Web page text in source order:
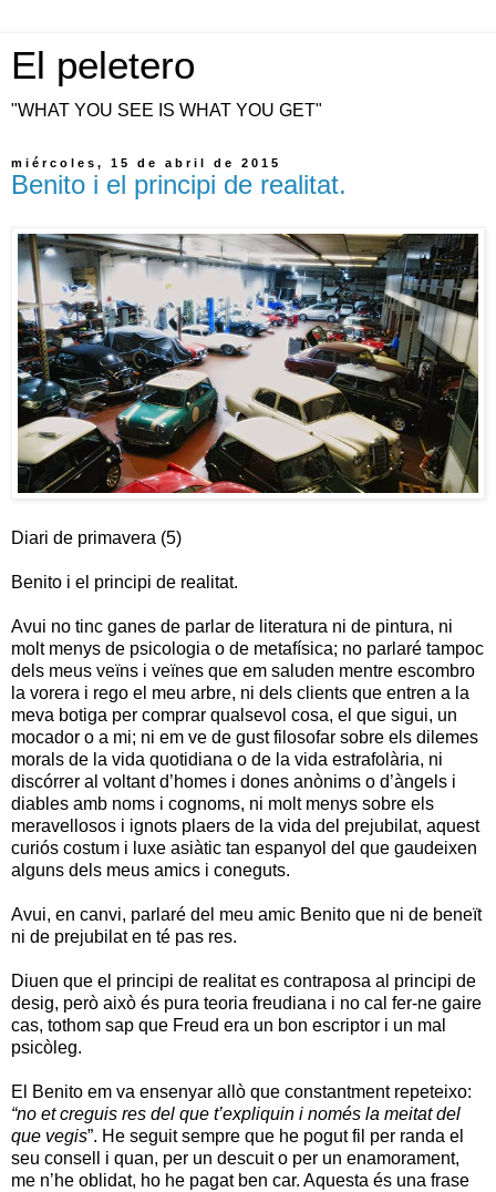
El peletero
"WHAT YOU SEE IS WHAT YOU GET"
miércoles, 15 de abril de 2015
Benito i el principi de realitat.
Diari de primavera (5)
Benito i el principi de realitat.
Avui no tinc ganes de parlar de literatura ni de pintura, ni
molt menys de psicologia o de metafísica; no parlaré tampoc
dels meus veïns i veïnes que em saluden mentre escombro
la vorera i rego el meu arbre, ni dels clients que entren a la
meva botiga per comprar qualsevol cosa, el que sigui, un
mocador o a mi; ni em ve de gust filosofar sobre els dilemes
morals de la vida quotidiana o de la vida estrafolària, ni
discórrer al voltant d’homes i dones anònims o d’àngels i
diables amb noms i cognoms, ni molt menys sobre els
meravellosos i ignots plaers de la vida del prejubilat, aquest
curiós costum i luxe asiàtic tan espanyol del que gaudeixen
alguns dels meus amics i coneguts.
Avui, en canvi, parlaré del meu amic Benito que ni de beneït
ni de prejubilat en té pas res.
Diuen que el principi de realitat es contraposa al principi de
desig, però això és pura teoria freudiana i no cal fer-ne gaire
cas, tothom sap que Freud era un bon escriptor i un mal
psicòleg.
El Benito em va ensenyar allò que constantment repeteixo:
“no et creguis res del que t’expliquin i només la meitat del
que vegis”. He seguit sempre que he pogut fil per randa el
seu consell i quan, per un descuit o per un enamorament,
me n’he oblidat, ho he pagat ben car. Aquesta és una frase